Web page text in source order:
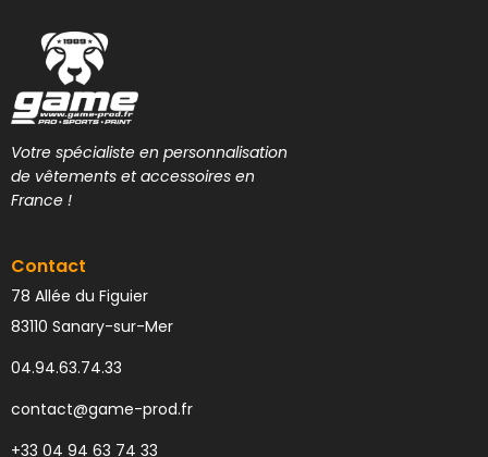
Votre spécialiste en personnalisation
de vêtements et accessoires en
France !
Contact
78 Allée du Figuier
83110 Sanary-sur-Mer
04.94.63.74.33
contact@game-prod.fr
+33 04 94 63 74 33